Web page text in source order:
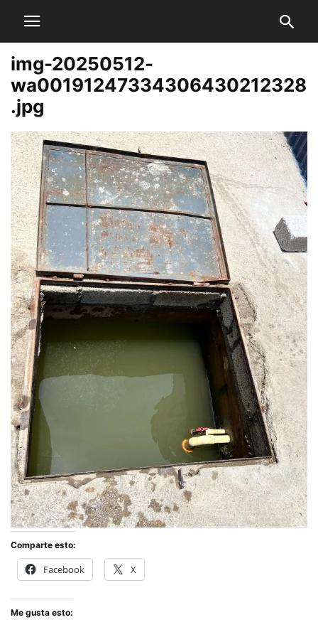
img-20250512-
wa00191247334306430212328
.jpg
Comparte esto:
Facebook X
Me gusta esto: